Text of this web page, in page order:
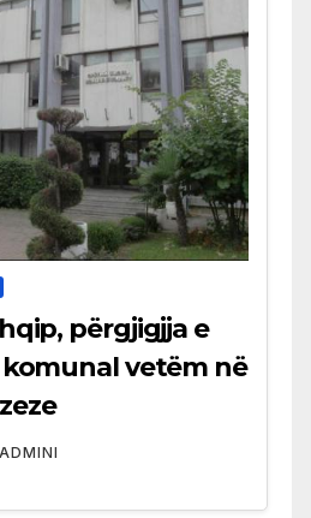
përgjigjja e
vetëm në
ADMINI